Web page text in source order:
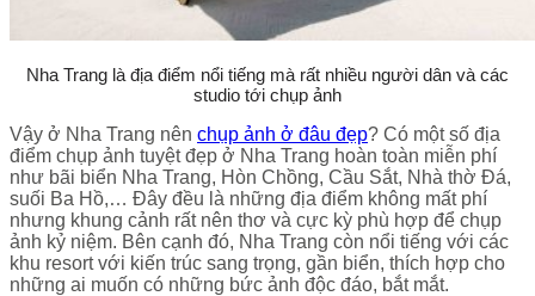
Nha Trang là địa điểm nổi tiếng mà rất nhiều người dân và các
studio tới chụp ảnh
Vậy ở Nha Trang nên chụp ảnh ở đâu đẹp? Có một số địa
điểm chụp ảnh tuyệt đẹp ở Nha Trang hoàn toàn miễn phí
như bãi biển Nha Trang, Hòn Chồng, Cầu Sắt, Nhà thờ Đá,
suối Ba Hồ,… Đây đều là những địa điểm không mất phí
nhưng khung cảnh rất nên thơ và cực kỳ phù hợp để chụp
ảnh kỷ niệm. Bên cạnh đó, Nha Trang còn nổi tiếng với các
khu resort với kiến trúc sang trọng, gần biển, thích hợp cho
những ai muốn có những bức ảnh độc đáo, bắt mắt.